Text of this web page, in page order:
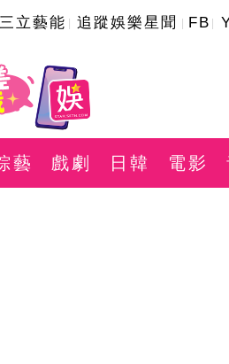
三立藝能 追蹤娛樂星聞 FB
藝 戲劇 日韓 電影